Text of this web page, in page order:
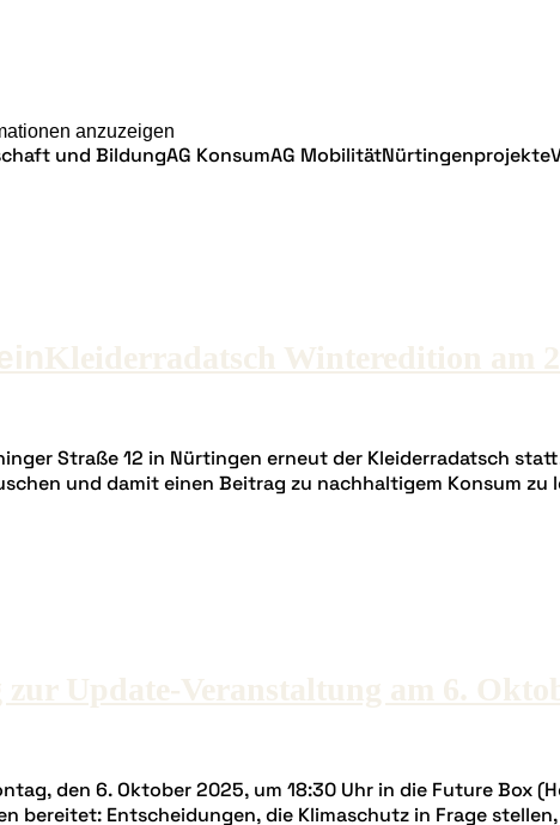
anzuzeigen
und BildungAG KonsumAG MobilitätNürtingenprojekte
Kleiderradatsch Winteredition am
Straße 12 in Nürtingen erneut der Kleiderradatsch
und damit einen Beitrag zu nachhaltigem Konsum
Update-Veranstaltung am 6.
den 6. Oktober 2025, um 18:30 Uhr in die Future Box
Entscheidungen, die Klimaschutz in Frage